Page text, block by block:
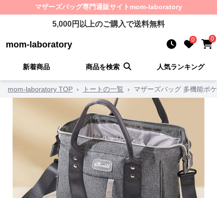
マザーズバッグ専門通販サイト mom-laboratory
5,000円以上のご購入で送料無料
mom-laboratory 0 0
新着商品 商品を検索 人気ランキング
mom-laboratory TOP › トートの一覧 › マザーズバッグ 多機能ポ